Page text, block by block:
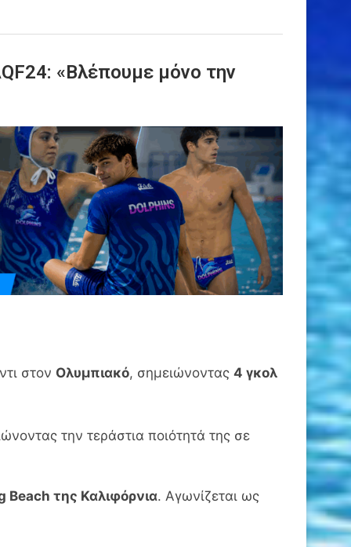
«Βλέπουμε μόνο την
στον Ολυμπιακό, σημειώνοντας 4 γκολ
την τεράστια ποιότητά της σε
Beach της Καλιφόρνια. Αγωνίζεται ως